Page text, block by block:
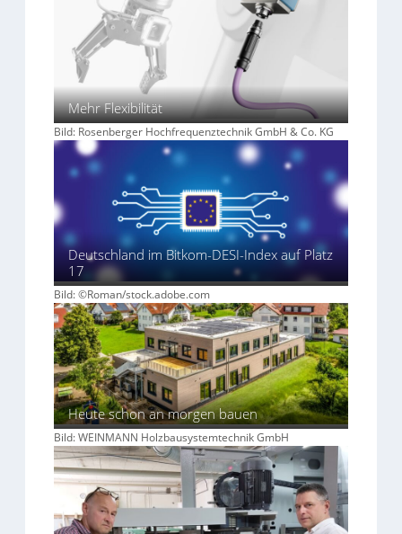
Mehr Flexibilität
Bild: Rosenberger Hochfrequenztechnik GmbH & Co. KG
Deutschland im Bitkom-DESI-Index auf Platz
17
Bild: ©Roman/stock.adobe.com
Heute schon an morgen bauen
Bild: WEINMANN Holzbausystemtechnik GmbH